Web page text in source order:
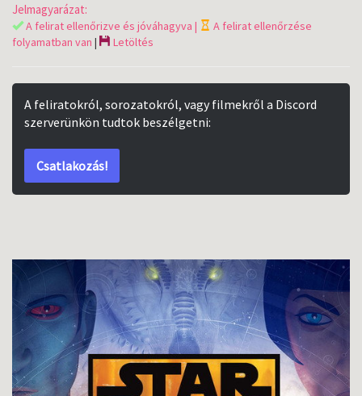
Jelmagyarázat:
A felirat ellenőrizve és jóváhagyva |
A felirat ellenőrzése
folyamatban van | Letöltés
A feliratokról, sorozatokról, vagy filmekről a Discord
szerverünkön tudtok beszélgetni:
Csatlakozás!